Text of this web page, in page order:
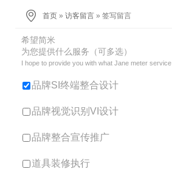
首页 » 访客留言 » 签写留言
希望简米
为您提供什么服务（可多选）
I hope to provide you with what Jane meter
品牌SI终端整合设计
品牌视觉识别VI设计
品牌整合宣传推广
道具装修执行